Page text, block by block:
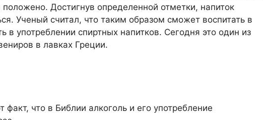
Достигнув определенной отметки, напиток
Ученый считал, что таким образом сможет воспитать в
в употреблении спиртных напитков. Сегодня это один из
в лавках Греции.
факт, что в Библии алкоголь и его употребление